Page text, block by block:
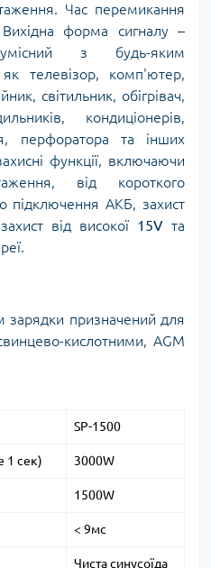
Час перемикання
форма сигналу –
з будь-яким
телевізор, комп'ютер,
світильник, обігрівач,
кондиціонерів,
перфоратора та інших
функції, включаючи
від короткого
підключення АКБ, захист
від високої 15V та
зарядки призначений для
кислотними, AGM
SP-1500
1 сек) 3000W
1500W
< 9мс
Чиста синусоїда